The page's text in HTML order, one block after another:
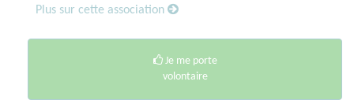
Plus sur cette association
Je me porte
volontaire